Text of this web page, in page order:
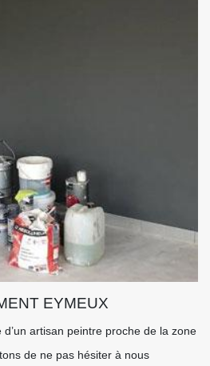
EYMEUX
artisan peintre proche de la zone
de ne pas hésiter à nous